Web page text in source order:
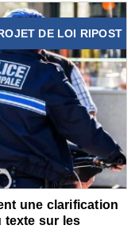
DE LOI RIPOST
une clarification
texte sur les